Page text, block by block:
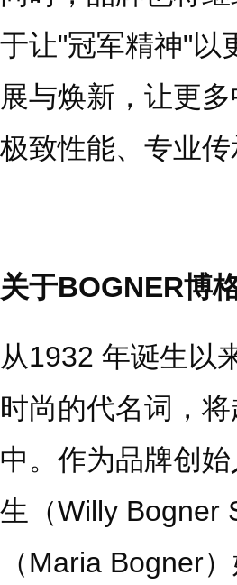
于让"冠军精神"以
展与焕新，让更
极致性能、专业
关于BOGNER博
从1932 年诞生以
时尚的代名词，
中。作为品牌创
生（Willy Bogner
（Maria Bogner